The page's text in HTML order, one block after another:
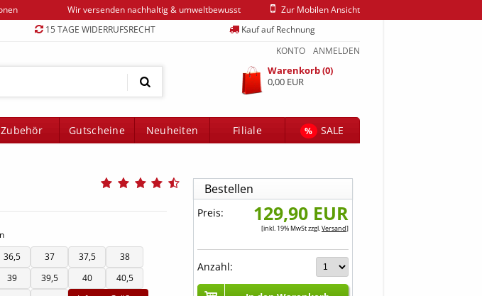
Wir versenden nachhaltig & umweltbewusst
Zur Mobilen Ansicht
15 TAGE WIDERRUFSRECHT
Kauf auf Rechnung
ANMELDEN
KONTO
Warenkorb (0)
0,00 EUR
Zubehör Gutscheine Neuheiten Filiale %
SALE
36,5 37 37,5
38
39 39,5 40
40,5
Bestellen
Preis: 129,90 EUR
[inkl. 19% MwSt zzgl.Versand]
Anzahl: